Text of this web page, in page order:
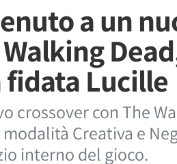
a un
fidata Lucille
crossover con The
Creativa e
interno del gioco.